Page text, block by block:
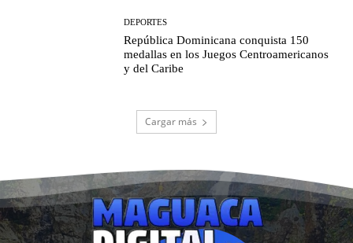
DEPORTES
República Dominicana conquista 150
medallas en los Juegos Centroamericanos
y del Caribe
Cargar más